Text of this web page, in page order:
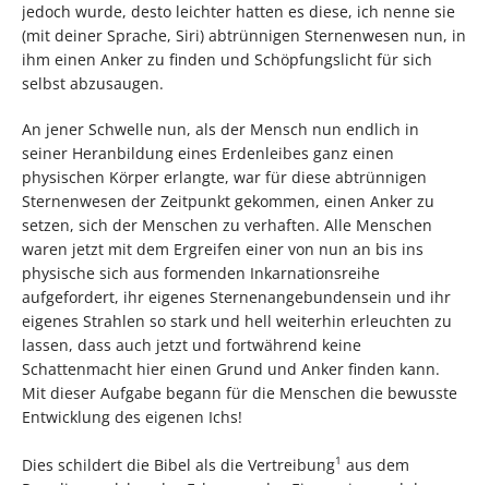
jedoch wurde, desto leichter hatten es diese, ich nenne sie
(mit deiner Sprache, Siri) abtrünnigen Sternenwesen nun, in
ihm einen Anker zu finden und Schöpfungslicht für sich
selbst abzusaugen.
An jener Schwelle nun, als der Mensch nun endlich in
seiner Heranbildung eines Erdenleibes ganz einen
physischen Körper erlangte, war für diese abtrünnigen
Sternenwesen der Zeitpunkt gekommen, einen Anker zu
setzen, sich der Menschen zu verhaften. Alle Menschen
waren jetzt mit dem Ergreifen einer von nun an bis ins
physische sich aus formenden Inkarnationsreihe
aufgefordert, ihr eigenes Sternenangebundensein und ihr
eigenes Strahlen so stark und hell weiterhin erleuchten zu
lassen, dass auch jetzt und fortwährend keine
Schattenmacht hier einen Grund und Anker finden kann.
Mit dieser Aufgabe begann für die Menschen die bewusste
Entwicklung des eigenen Ichs!
Dies schildert die Bibel als die Vertreibung1 aus dem